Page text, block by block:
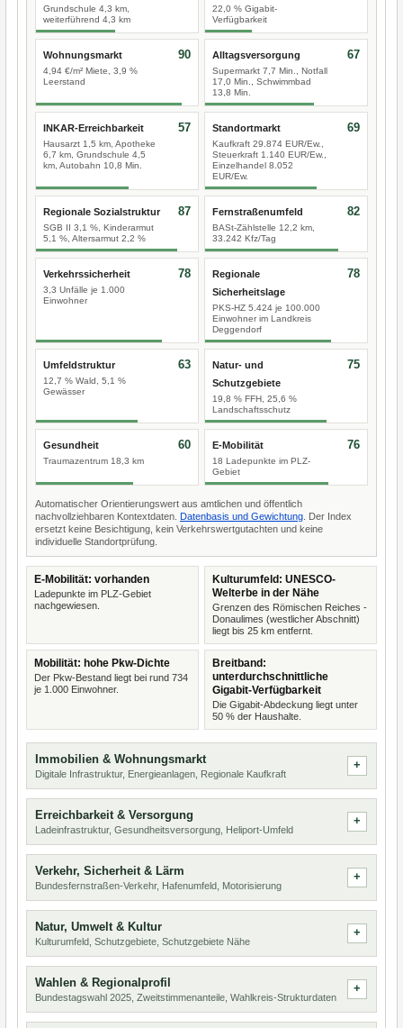
Grundschule 4,3 km,
weiterführend 4,3 km
22,0 % Gigabit-
Verfügbarkeit
Wohnungsmarkt
4,94 €/m² Miete, 3,9 %
Leerstand
90 Alltagsversorgung
Supermarkt 7,7 Min., Notfall
17,0 Min., Schwimmbad
13,8 Min.
67
INKAR-Erreichbarkeit
Hausarzt 1,5 km, Apotheke
6,7 km, Grundschule 4,5
km, Autobahn 10,8 Min.
57 Standortmarkt
Kaufkraft 29.874 EUR/Ew.,
Steuerkraft 1.140 EUR/Ew.,
Einzelhandel 8.052
EUR/Ew.
69
Regionale Sozialstruktur
SGB II 3,1 %, Kinderarmut
5,1 %, Altersarmut 2,2 %
87 Fernstraßenumfeld
BASt-Zählstelle 12,2 km,
33.242 Kfz/Tag
82
Verkehrssicherheit
3,3 Unfälle je 1.000
Einwohner
78
Regionale
Sicherheitslage
PKS-HZ 5.424 je 100.000
Einwohner im Landkreis
Deggendorf
78
Umfeldstruktur
12,7 % Wald, 5,1 %
Gewässer
63
Natur- und
Schutzgebiete
19,8 % FFH, 25,6 %
Landschaftsschutz
75
Gesundheit
Traumazentrum 18,3 km
60 E-Mobilität
18 Ladepunkte im PLZ-
Gebiet
76
Automatischer Orientierungswert aus amtlichen und öffentlich
nachvollziehbaren Kontextdaten. Datenbasis und Gewichtung . Der Index
ersetzt keine Besichtigung, kein Verkehrswertgutachten und keine
individuelle Standortprüfung.
E-Mobilität: vorhanden
Ladepunkte im PLZ-Gebiet
nachgewiesen.
Kulturumfeld: UNESCO-
Welterbe in der Nähe
Grenzen des Römischen Reiches -
Donaulimes (westlicher Abschnitt)
liegt bis 25 km entfernt.
Mobilität: hohe Pkw-Dichte
Der Pkw-Bestand liegt bei rund 734
je 1.000 Einwohner.
Breitband:
unterdurchschnittliche
Gigabit-Verfügbarkeit
Die Gigabit-Abdeckung liegt unter
50 % der Haushalte.
Immobilien & Wohnungsmarkt
Digitale Infrastruktur, Energieanlagen, Regionale Kaufkraft
Erreichbarkeit & Versorgung
Ladeinfrastruktur, Gesundheitsversorgung, Heliport-Umfeld
Verkehr, Sicherheit & Lärm
Bundesfernstraßen-Verkehr, Hafenumfeld, Motorisierung
Natur, Umwelt & Kultur
Kulturumfeld, Schutzgebiete, Schutzgebiete Nähe
Wahlen & Regionalprofil
Bundestagswahl 2025, Zweitstimmenanteile, Wahlkreis-Strukturdaten